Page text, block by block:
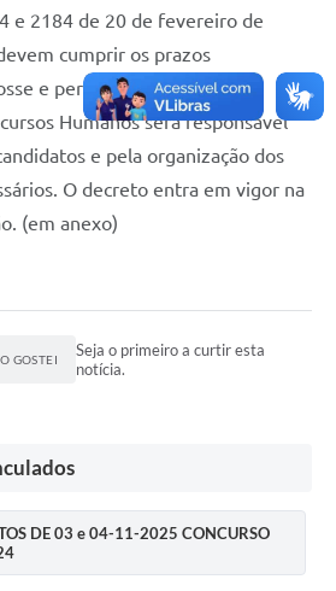
e 2184 de 20 de fevereiro de
cumprir os prazos
e perícia médica. O
Humanos será responsável
e pela organização dos
O decreto entra em vigor na
(em anexo)
GOSTEI
Seja o primeiro a curtir esta
notícia.
DE 03 e 04-11-2025 CONCURSO